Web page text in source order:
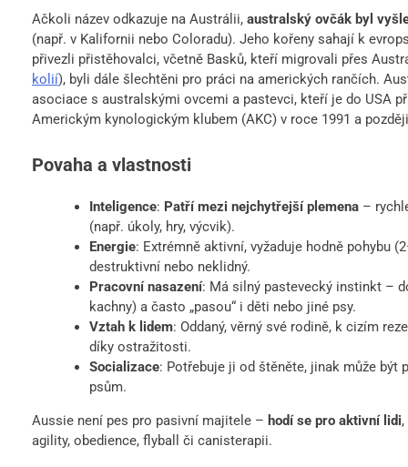
Ačkoli název odkazuje na Austrálii, australský ovčák byl
(např. v Kalifornii nebo Coloradu). Jeho kořeny sahají k
přivezli přistěhovalci, včetně Basků, kteří migrovali přes
kolií), byli dále šlechtěni pro práci na amerických rančích.
asociace s australskými ovcemi a pastevci, kteří je do USA
Americkým kynologickým klubem (AKC) v roce 1991 a
Povaha a vlastnosti
Inteligence: Patří mezi nejchytřejší plemena–
(např. úkoly, hry, výcvik).
Energie: Extrémně aktivní, vyžaduje hodně pohybu
destruktivní nebo neklidný.
Pracovní nasazení: Má silný pastevecký instinkt –
kachny) a často „pasou“ i děti nebo jiné psy.
Vztah k lidem: Oddaný, věrný své rodině, k cizím
díky ostražitosti.
Socializace: Potřebuje ji od štěněte, jinak může být
psům.
Aussie není pes pro pasivní majitele – hodí se pro aktivní lidi
agility, obedience, flyball či canisterapii.